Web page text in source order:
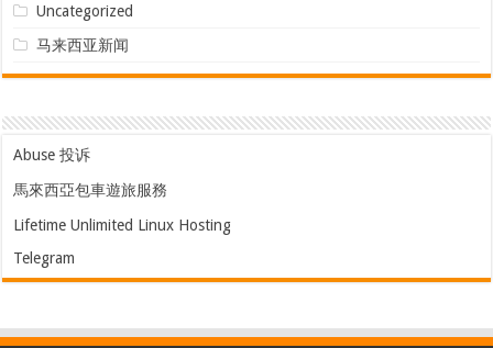
Uncategorized
马来西亚新闻
Abuse 投诉
馬來西亞包車遊旅服務
Lifetime Unlimited Linux Hosting
Telegram